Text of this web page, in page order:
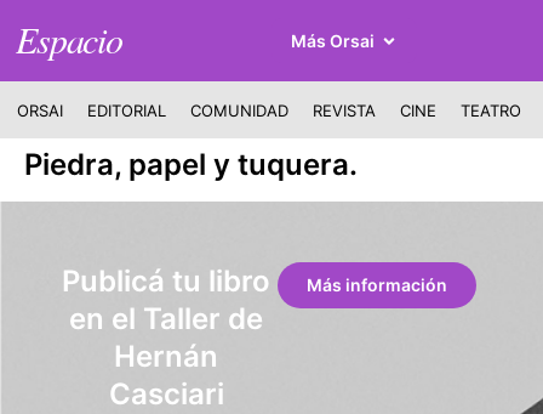
Espacio Más Orsai
ORSAI EDITORIAL COMUNIDAD REVISTA CINE TEATRO
Piedra, papel y tuquera.
Publicá tu libro
en el Taller de
Hernán
Casciari
Más información